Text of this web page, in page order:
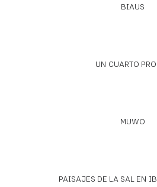
BIAUS
UN CUARTO
MUWO
PAISAJES DE LA SAL EN